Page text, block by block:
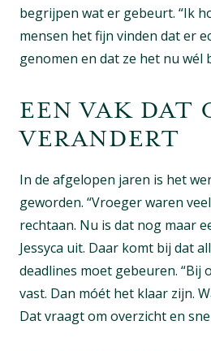
begrijpen wat er gebeurt. “Ik
mensen het fijn vinden dat er
genomen en dat ze het nu wél
EEN VAK DAT
VERANDERT
In de afgelopen jaren is het
geworden. “Vroeger waren
rechtaan. Nu is dat nog maar
Jessyca uit. Daar komt bij dat
deadlines moet gebeuren. “Bij
vast. Dan móét het klaar zijn.
Dat vraagt om overzicht en